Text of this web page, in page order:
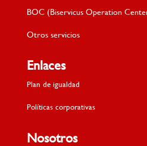
Consultoría y Asesoramientos
BOC (Biservicus Operation Center)
Enlaces
Plan de igualdad